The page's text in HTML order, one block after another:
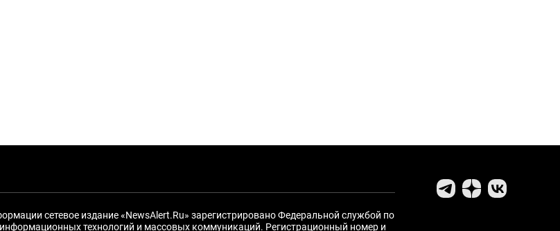
сетевое издание «NewsAlert.Ru» зарегистрировано Федеральной службой по
информационных технологий и массовых коммуникаций. Регистрационный номер и